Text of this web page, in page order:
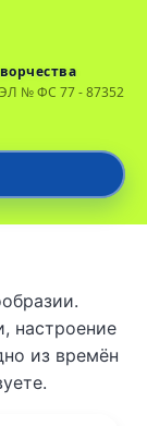
ЭЛ № ФС 77 - 87352
настроение
из времён